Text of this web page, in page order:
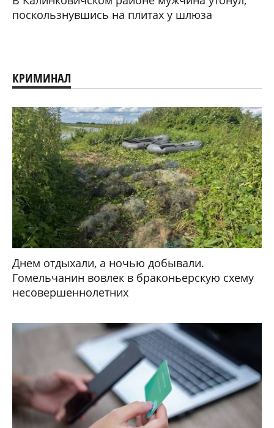
поскользнувшись на плитах у шлюза
КРИМИНАЛ
Днем отдыхали, а ночью добывали.
Гомельчанин вовлек в браконьерскую схему
несовершеннолетних